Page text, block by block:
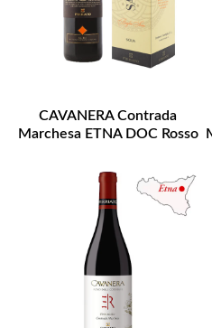
CAVANERA Contrada
Marchesa ETNA DOC Rosso